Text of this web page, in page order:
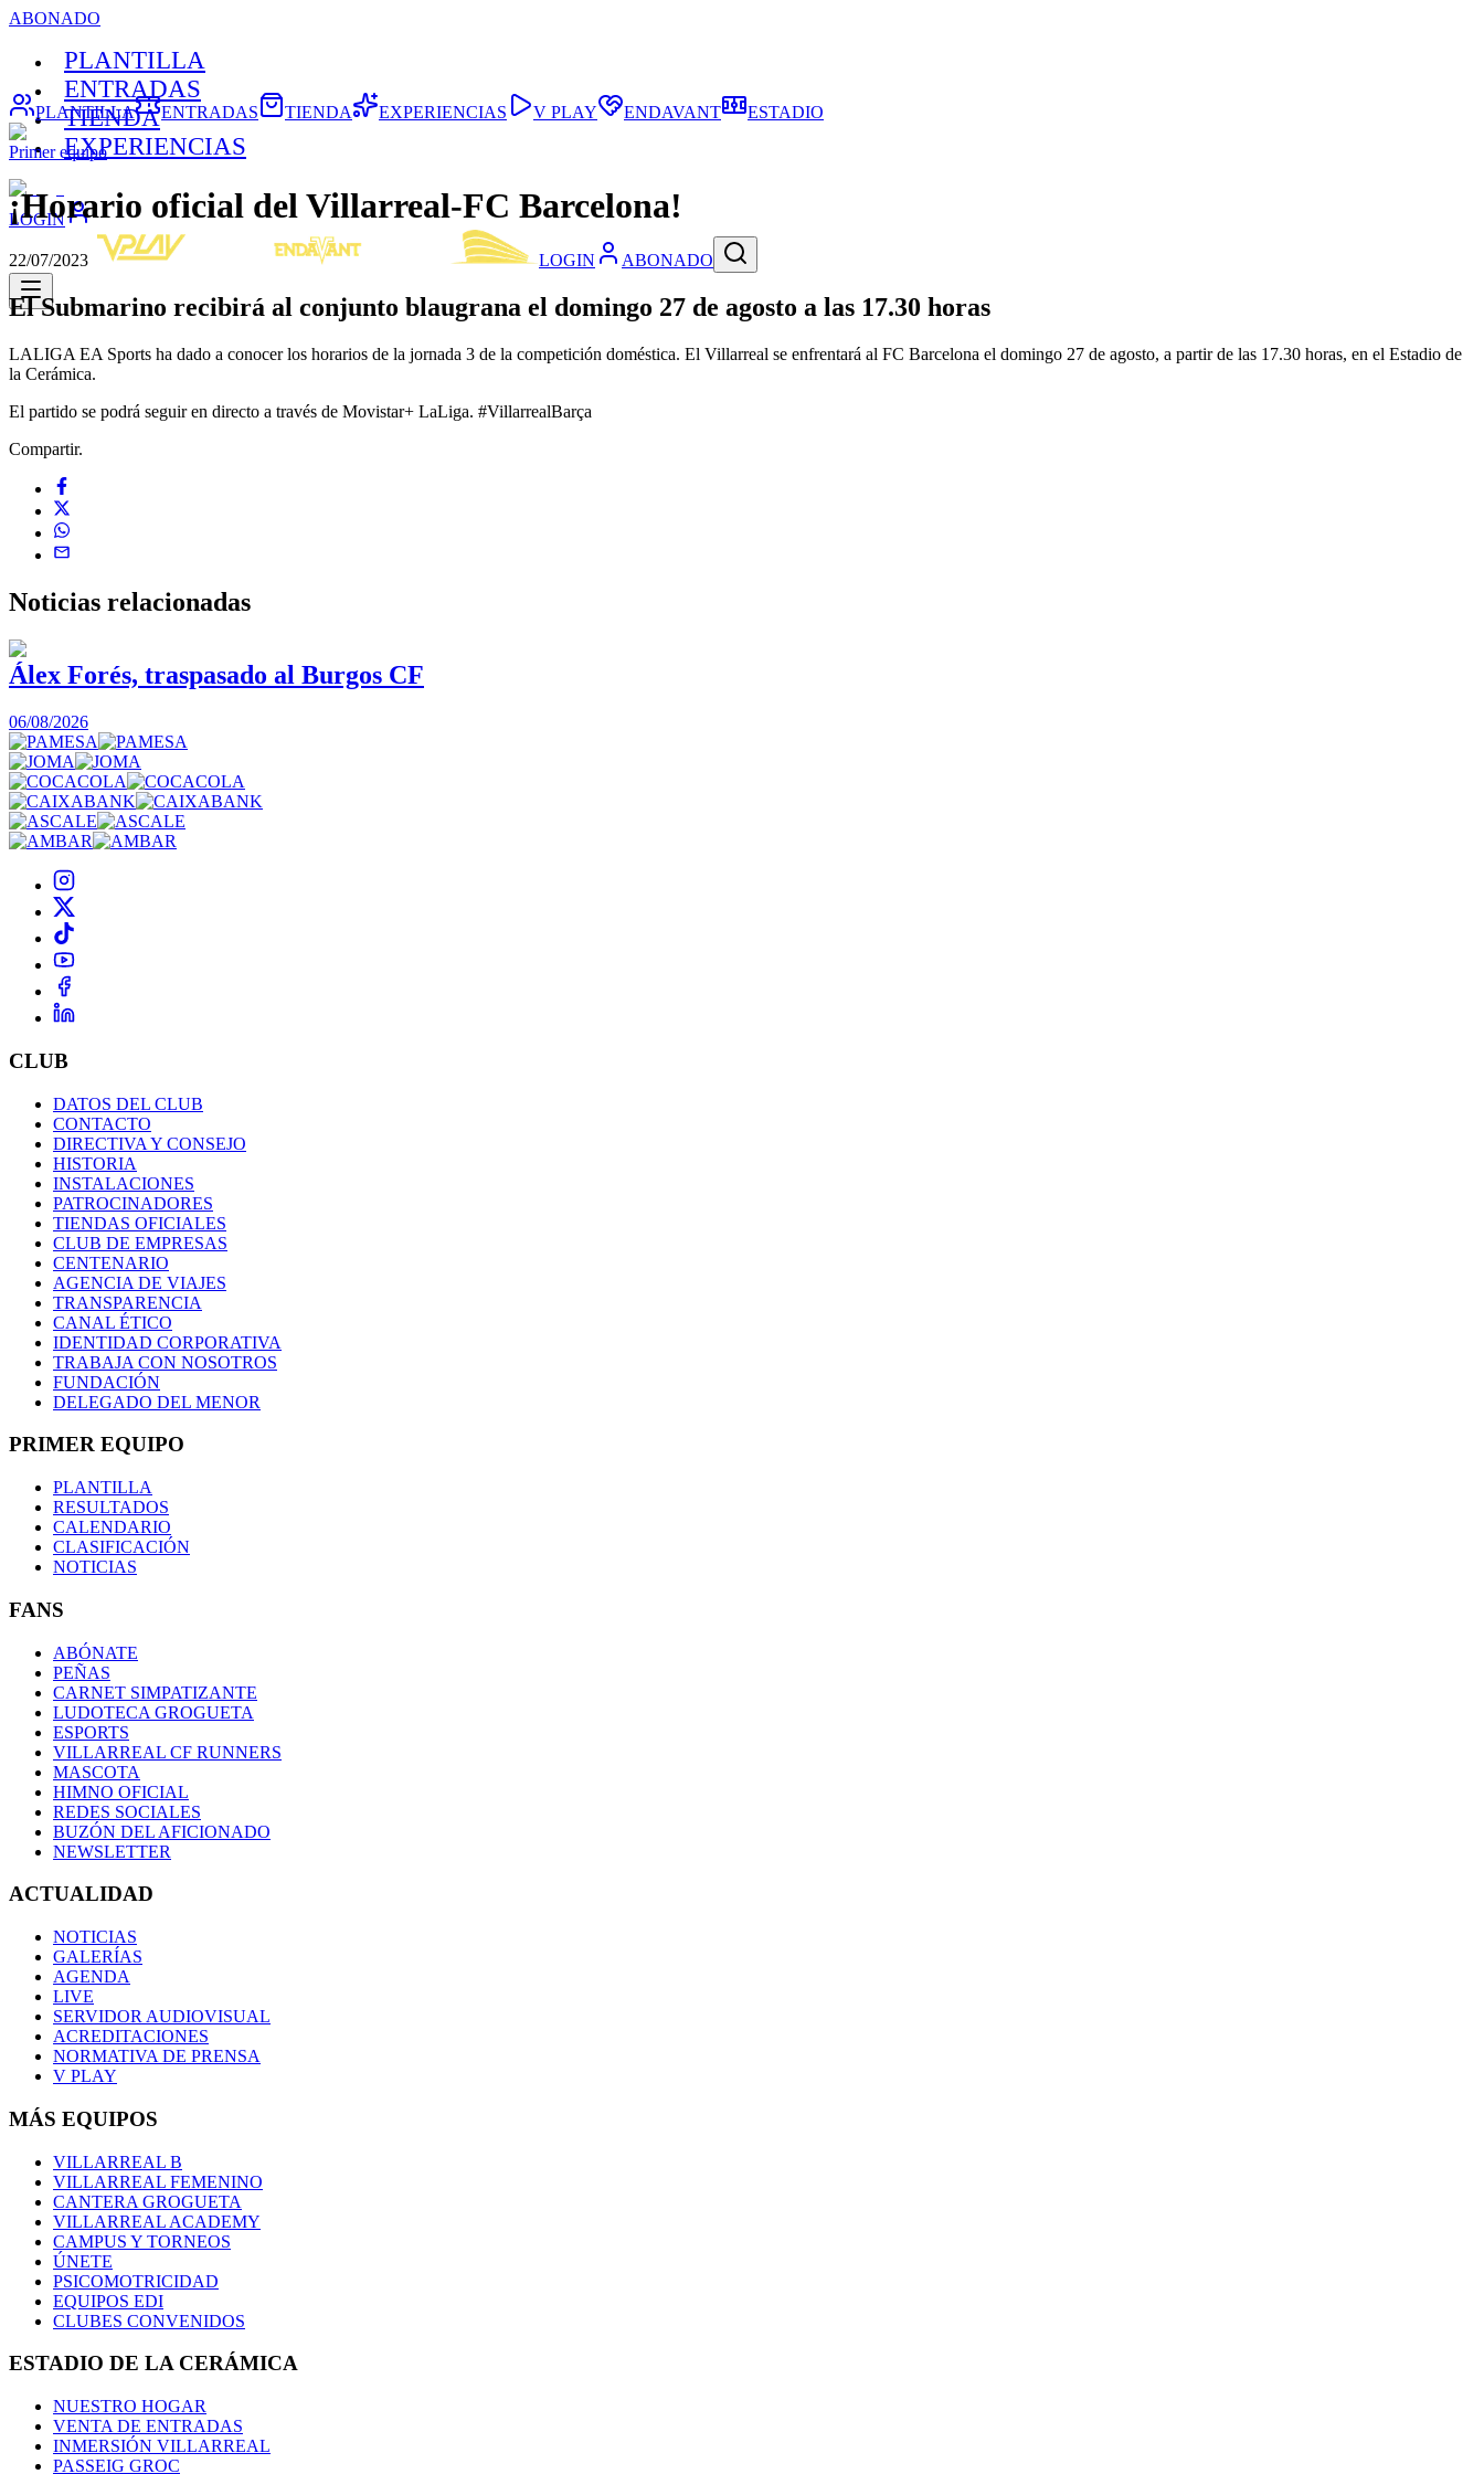
ABONADO
PLANTILLA
ENTRADAS
TIENDA
EXPERIENCIAS
LOGIN
LOGIN ABONADO
PLANTILLA ENTRADAS TIENDA EXPERIENCIAS V PLAY ENDAVANT ESTADIO
Primer equipo
¡Horario oficial del Villarreal-FC Barcelona!
22/07/2023
El Submarino recibirá al conjunto blaugrana el domingo 27 de agosto a las 17.30 horas
LALIGA EA Sports ha dado a conocer los horarios de la jornada 3 de la competición doméstica. El Villarreal se enfrentará al FC Barcelona el domingo 27 de agosto, a partir de las 17.30 horas, en el Estadio de
la Cerámica.
El partido se podrá seguir en directo a través de Movistar+ LaLiga. #VillarrealBarça
Compartir.
Noticias relacionadas
Álex Forés, traspasado al Burgos CF
06/08/2026
CLUB
DATOS DEL CLUB
CONTACTO
DIRECTIVA Y CONSEJO
HISTORIA
INSTALACIONES
PATROCINADORES
TIENDAS OFICIALES
CLUB DE EMPRESAS
CENTENARIO
AGENCIA DE VIAJES
TRANSPARENCIA
CANAL ÉTICO
IDENTIDAD CORPORATIVA
TRABAJA CON NOSOTROS
FUNDACIÓN
DELEGADO DEL MENOR
PRIMER EQUIPO
PLANTILLA
RESULTADOS
CALENDARIO
CLASIFICACIÓN
NOTICIAS
FANS
ABÓNATE
PEÑAS
CARNET SIMPATIZANTE
LUDOTECA GROGUETA
ESPORTS
VILLARREAL CF RUNNERS
MASCOTA
HIMNO OFICIAL
REDES SOCIALES
BUZÓN DEL AFICIONADO
NEWSLETTER
ACTUALIDAD
NOTICIAS
GALERÍAS
AGENDA
LIVE
SERVIDOR AUDIOVISUAL
ACREDITACIONES
NORMATIVA DE PRENSA
V PLAY
MÁS EQUIPOS
VILLARREAL B
VILLARREAL FEMENINO
CANTERA GROGUETA
VILLARREAL ACADEMY
CAMPUS Y TORNEOS
ÚNETE
PSICOMOTRICIDAD
EQUIPOS EDI
CLUBES CONVENIDOS
ESTADIO DE LA CERÁMICA
NUESTRO HOGAR
VENTA DE ENTRADAS
INMERSIÓN VILLARREAL
PASSEIG GROC